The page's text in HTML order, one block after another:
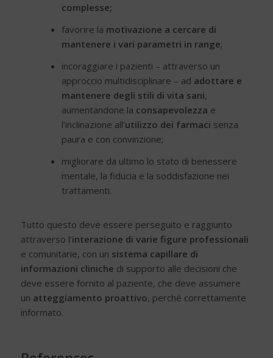
complesse;
favorire la motivazione a cercare di
mantenere i vari parametri in range;
incoraggiare i pazienti – attraverso un
approccio multidisciplinare – ad adottare e
mantenere degli stili di vita sani,
aumentandone la consapevolezza e
l’inclinazione all’utilizzo dei farmaci senza
paura e con convinzione;
migliorare da ultimo lo stato di benessere
mentale, la fiducia e la soddisfazione nei
trattamenti.
Tutto questo deve essere perseguito e raggiunto
attraverso l’interazione di varie figure professionali
e comunitarie, con un sistema capillare di
informazioni cliniche di supporto alle decisioni che
deve essere fornito al paziente, che deve assumere
un atteggiamento proattivo, perché correttamente
informato.